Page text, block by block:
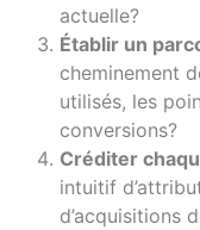
actuelle?
Établir un
cheminement
utilisés, les
conversions?
Créditer
intuitif
d’acquisitions